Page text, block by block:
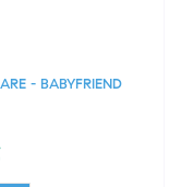
- BABYFRIEND